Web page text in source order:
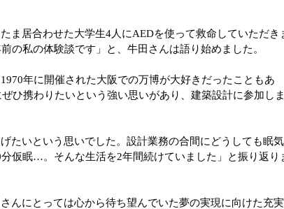
ま居合わせた大学生4人にAEDを使って救命していただき
の私の体験談です」と、牛田さんは語り始めました。
年に開催された大阪での万博が大好きだったこともあ
ひ携わりたいという強い思いがあり、建築設計に参加しま
たいという思いでした。設計業務の合間にどうしても眠気
仮眠…。そんな生活を2年間続けていました」と振り返り
んにとっては心から待ち望んでいた夢の実現に向けた充実